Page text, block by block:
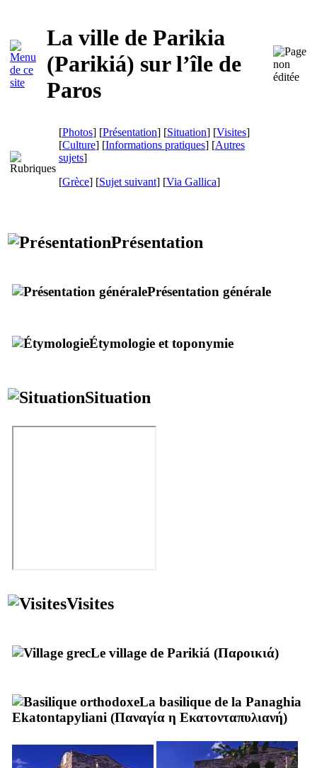
La ville de Parikia
(Parikiá) sur l’île de
Paros
[Photos] [Présentation] [Situation] [Visites]
[Culture] [Informations pratiques] [Autres
sujets]
[Grèce] [Sujet suivant] [Via Gallica]
Présentation
Présentation générale
Étymologie et toponymie
Situation
Visites
Le village de Parikiá (Παροικιά)
La basilique de la Panaghia
Ekatontapyliani (Παναγία η Εκατονταπυλιανή)